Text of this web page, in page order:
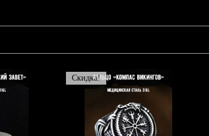
Скидка!